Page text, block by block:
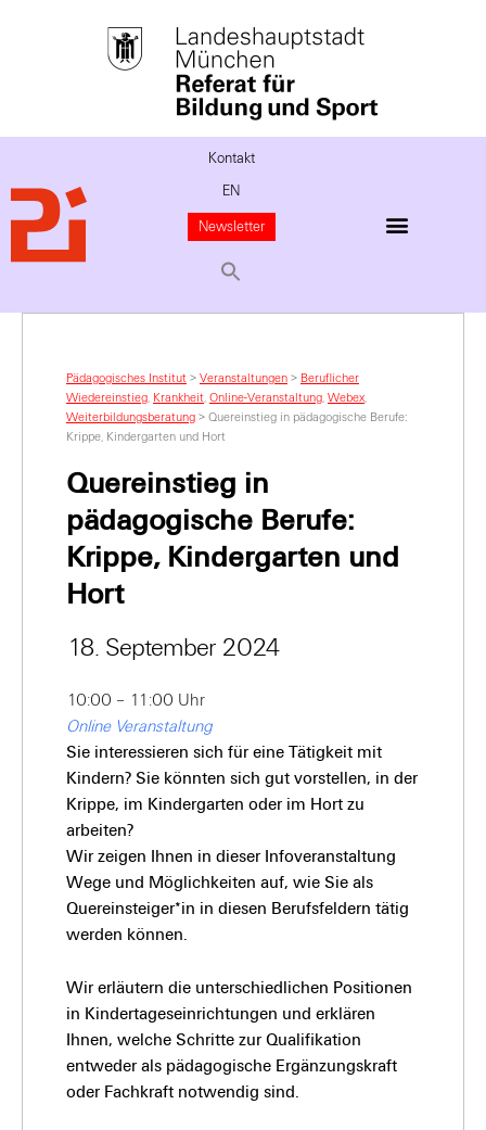
Kontakt
EN
Newsletter
Pädagogisches Institut > Veranstaltungen > Beruflicher
Wiedereinstieg, Krankheit, Online-Veranstaltung, Webex,
Weiterbildungsberatung > Quereinstieg in pädagogische Berufe:
Krippe, Kindergarten und Hort
Quereinstieg in
pädagogische Berufe:
Krippe, Kindergarten und
Hort
18. September 2024
10:00 – 11:00 Uhr
Online Veranstaltung
Sie interessieren sich für eine Tätigkeit mit
Kindern? Sie könnten sich gut vorstellen, in der
Krippe, im Kindergarten oder im Hort zu
arbeiten?
Wir zeigen Ihnen in dieser Infoveranstaltung
Wege und Möglichkeiten auf, wie Sie als
Quereinsteiger*in in diesen Berufsfeldern tätig
werden können.
Wir erläutern die unterschiedlichen Positionen
in Kindertageseinrichtungen und erklären
Ihnen, welche Schritte zur Qualifikation
entweder als pädagogische Ergänzungskraft
oder Fachkraft notwendig sind.